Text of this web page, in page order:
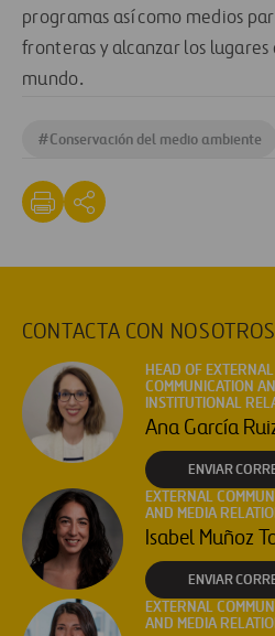
programas así como medios
fronteras y alcanzar los
mundo.
#Conservación del medio ambiente
CONTACTA CON NOSOTROS
HEAD OF EXTERNAL
COMMUNICATION
INSTITUTIONAL
Ana García
ENVIAR
EXTERNAL
AND MEDIA
Isabel Muñoz
ENVIAR
EXTERNAL
AND MEDIA